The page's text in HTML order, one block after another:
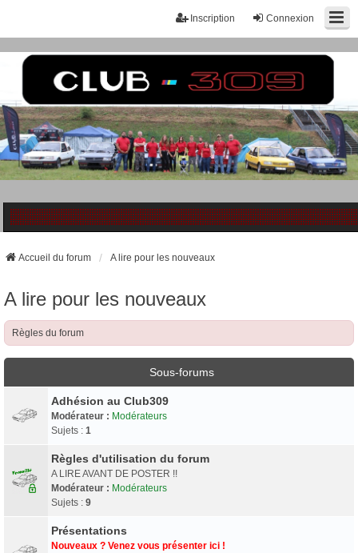
Connexion
Inscription
Accueil du forum A lire pour les nouveaux
A lire pour les nouveaux
Règles du forum
Sous-forums
Adhésion au Club309
Modérateur : Modérateurs
Sujets : 1
Règles d'utilisation du forum
A LIRE AVANT DE POSTER !!
Modérateur : Modérateurs
Sujets : 9
Présentations
Nouveaux ? Venez vous présenter ici !